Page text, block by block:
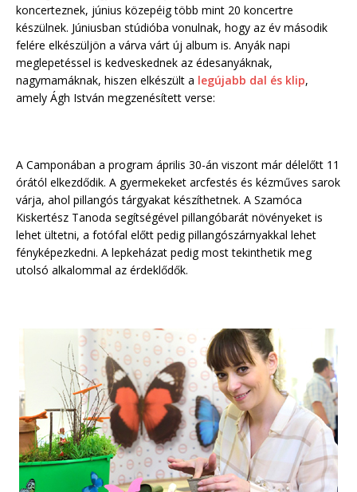
koncerteznek, június közepéig több mint 20 koncertre
készülnek. Júniusban stúdióba vonulnak, hogy az év második
felére elkészüljön a várva várt új album is. Anyák napi
meglepetéssel is kedveskednek az édesanyáknak,
nagymamáknak, hiszen elkészült a legújabb dal és klip,
amely Ágh István megzenésített verse:
A Camponában a program április 30-án viszont már délelőtt 11
órától elkezdődik. A gyermekeket arcfestés és kézműves sarok
várja, ahol pillangós tárgyakat készíthetnek. A Szamóca
Kiskertész Tanoda segítségével pillangóbarát növényeket is
lehet ültetni, a fotófal előtt pedig pillangószárnyakkal lehet
fényképezkedni. A lepkeházat pedig most tekinthetik meg
utolsó alkalommal az érdeklődők.